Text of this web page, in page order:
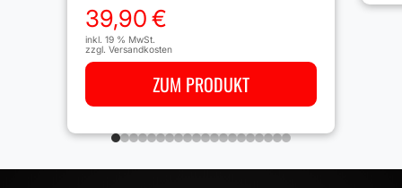
39,90€
inkl. 19 % MwSt.
zzgl. Versandkosten
ZUM PRODUKT